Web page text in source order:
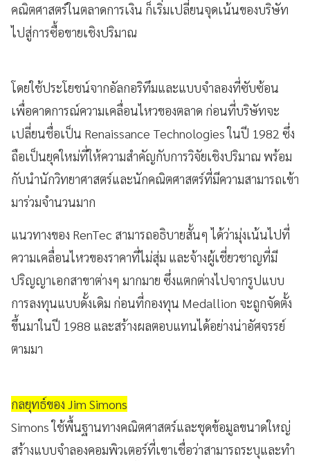
คณิตศาสตร์ในตลาดการเงิน ก็เริ่มเปลี่ยนจุดเน้นของบริษัท
ไปสู่การซื้อขายเชิงปริมาณ
โดยใช้ประโยชน์จากอัลกอริทึมและแบบจำลองที่ซับซ้อน
เพื่อคาดการณ์ความเคลื่อนไหวของตลาด ก่อนที่บริษัทจะ
เปลี่ยนชื่อเป็น Renaissance Technologies ในปี 1982 ซึ่ง
ถือเป็นยุคใหม่ที่ให้ความสำคัญกับการวิจัยเชิงปริมาณ พร้อม
กับนำนักวิทยาศาสตร์และนักคณิตศาสตร์ที่มีความสามารถเข้า
มาร่วมจำนวนมาก
แนวทางของ RenTec สามารถอธิบายสั้นๆ ได้ว่ามุ่งเน้นไปที่
ความเคลื่อนไหวของราคาที่ไม่สุ่ม และจ้างผู้เชี่ยวชาญที่มี
ปริญญาเอกสาขาต่างๆ มากมาย ซึ่งแตกต่างไปจากรูปแบบ
การลงทุนแบบดั้งเดิม ก่อนที่กองทุน Medallion จะถูกจัดตั้ง
ขึ้นมาในปี 1988 และสร้างผลตอบแทนได้อย่างน่าอัศจรรย์
ตามมา
กลยุทธ์ของ Jim Simons
Simons ใช้พื้นฐานทางคณิตศาสตร์และชุดข้อมูลขนาดใหญ่
สร้างแบบจำลองคอมพิวเตอร์ที่เขาเชื่อว่าสามารถระบุและทำ